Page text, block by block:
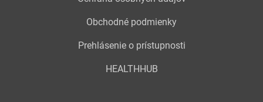
Obchodné podmienky
Prehlásenie o prístupnosti
HEALTHHUB